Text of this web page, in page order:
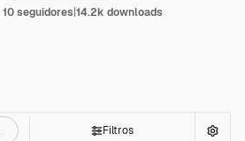
10 seguidores|14.2k downloads
Filtros